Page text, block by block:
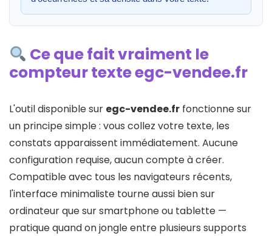
Ce que fait vraiment le
compteur texte egc-vendee.fr
L'outil disponible sur egc-vendee.fr fonctionne sur
un principe simple : vous collez votre texte, les
constats apparaissent immédiatement. Aucune
configuration requise, aucun compte à créer.
Compatible avec tous les navigateurs récents,
l'interface minimaliste tourne aussi bien sur
ordinateur que sur smartphone ou tablette —
pratique quand on jongle entre plusieurs supports